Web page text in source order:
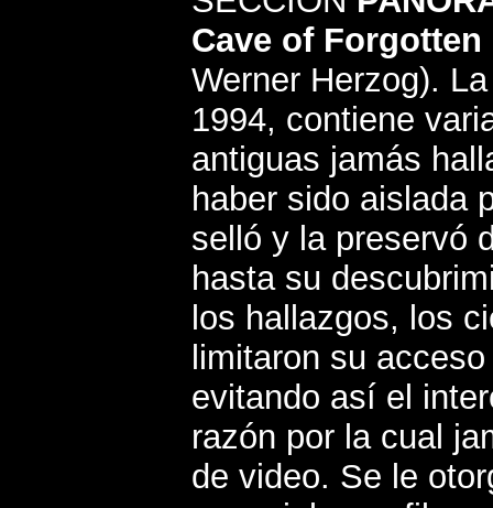
Cave of
Werner Herzog).
1994, contiene
antiguas jamás
haber sido aislada
selló y la preservó
hasta su
los hallazgos, los
limitaron su
evitando así el
razón por la cual
de video. Se le